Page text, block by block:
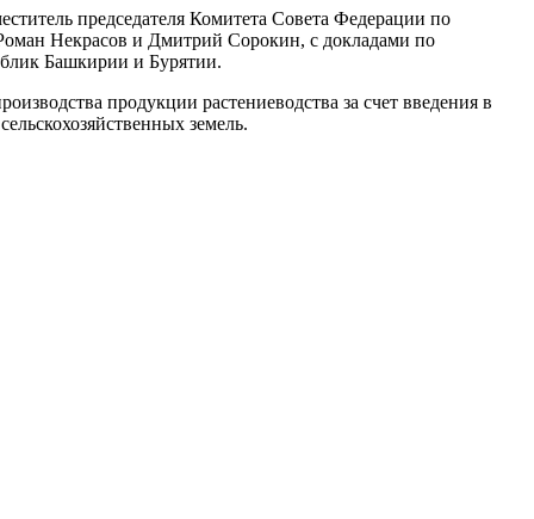
председателя Комитета Совета Федерации по
Некрасов и Дмитрий Сорокин, с докладами по
Башкирии и Бурятии.
продукции растениеводства за счет введения в
земель.